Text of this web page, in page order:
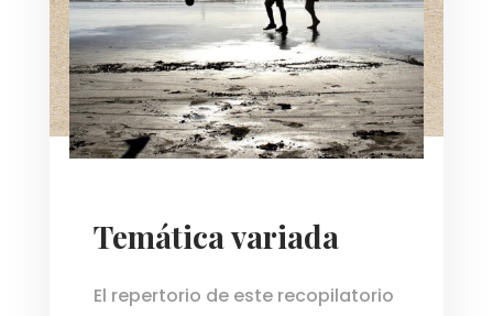
Temática variada
El repertorio de este recopilatorio